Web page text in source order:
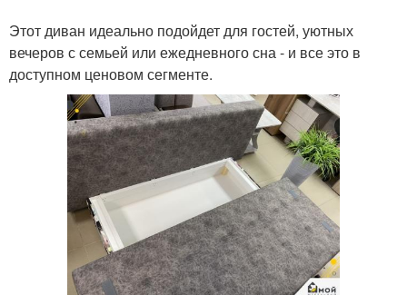
Этот диван идеально подойдет для гостей, уютных
вечеров с семьей или ежедневного сна - и все это в
доступном ценовом сегменте.